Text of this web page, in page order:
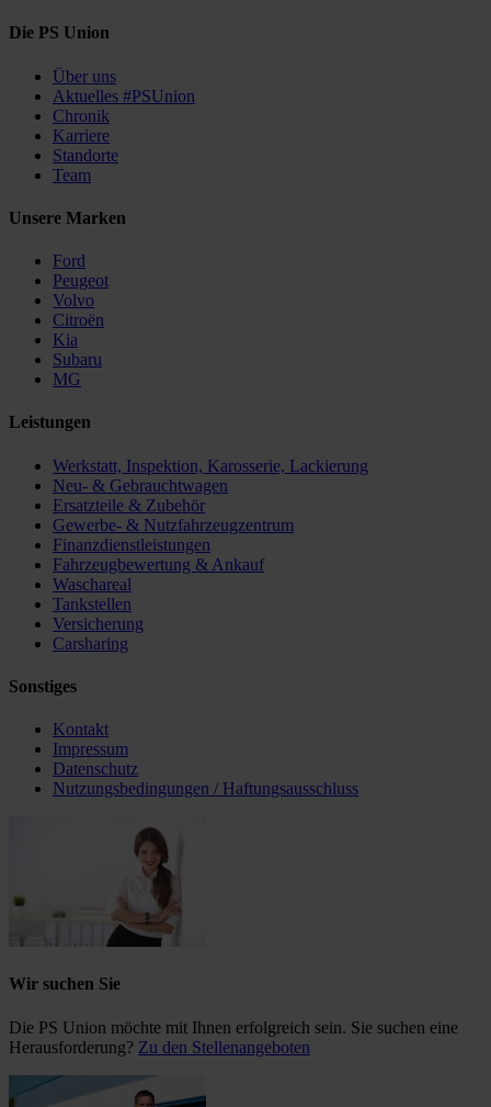
Die PS Union
Über uns
Aktuelles #PSUnion
Chronik
Karriere
Standorte
Team
Unsere Marken
Ford
Peugeot
Volvo
Citroën
Kia
Subaru
MG
Leistungen
Werkstatt, Inspektion, Karosserie, Lackierung
Neu- & Gebrauchtwagen
Ersatzteile & Zubehör
Gewerbe- & Nutzfahrzeugzentrum
Finanzdienstleistungen
Fahrzeugbewertung & Ankauf
Waschareal
Tankstellen
Versicherung
Carsharing
Sonstiges
Kontakt
Impressum
Datenschutz
Nutzungsbedingungen / Haftungsausschluss
Wir suchen Sie
Die PS Union möchte mit Ihnen erfolgreich sein. Sie suchen eine
Herausforderung? Zu den Stellenangeboten